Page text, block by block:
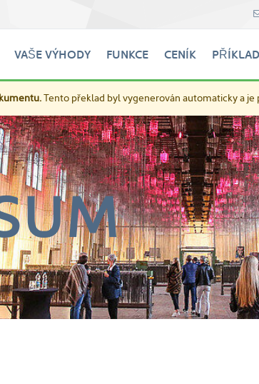
VAŠE VÝHODY FUNKCE CENÍK
Tento překlad byl vygenerován automaticky a je